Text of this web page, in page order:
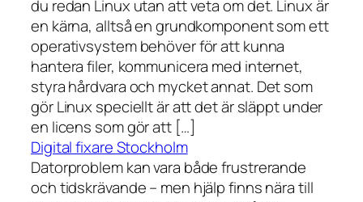
du redan Linux utan att veta om det. Linux är
en kärna, alltså en grundkomponent som ett
operativsystem behöver för att kunna
hantera filer, kommunicera med internet,
styra hårdvara och mycket annat. Det som
gör Linux speciellt är att det är släppt under
en licens som gör att […]
Digital fixare Stockholm
Datorproblem kan vara både frustrerande
och tidskrävande – men hjälp finns nära till